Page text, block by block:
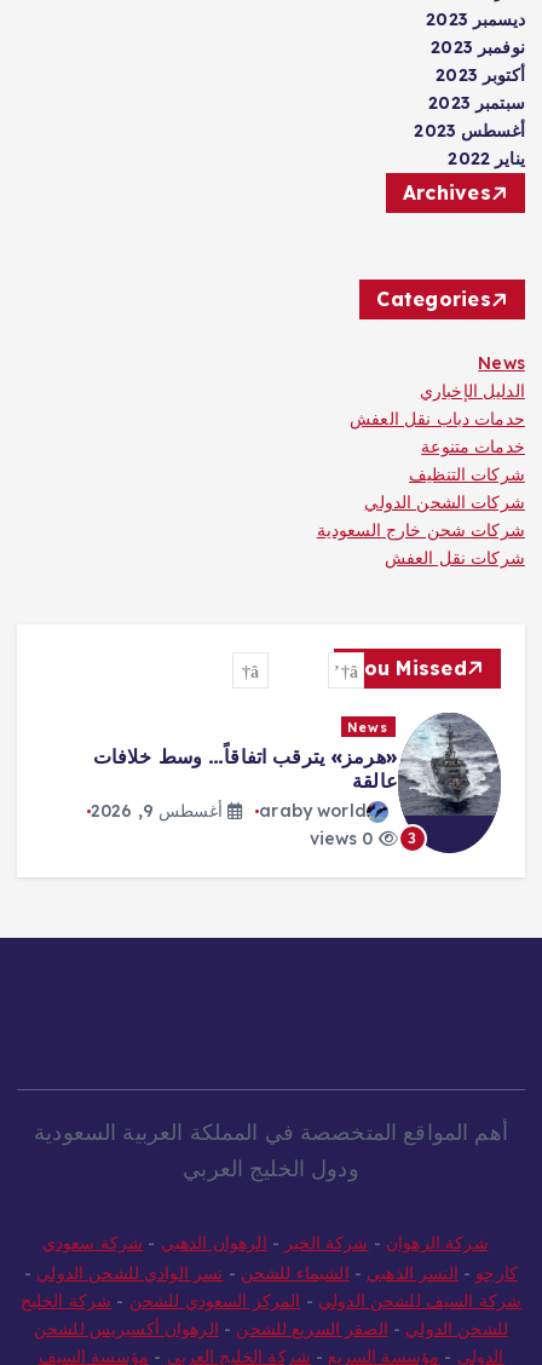
ديسمبر 2023
نوفمبر 2023
أكتوبر 2023
سبتمبر 2023
أغسطس 2023
يناير 2022
Archives
Categories
News
الدليل الإخباري
حدمات دباب نقل العفش
خدمات متنوعة
شركات التنظيف
شركات الشحن الدولي
شركات شحن خارج السعودية
شركات نقل العفش
You Missed
3
News
«هرمز» يترقب اتفاقاً… وسط خلافات
عالقة
araby world
أغسطس 9, 2026
أهم المواقع المتخصصة في المملكة العربية السعودية
ودول الخليج العربي
شركة الرهوان - شركة الخير - الرهوان الذهبي - شركة سعودي
كارجو - النسر الذهبي - الشيماء للشحن - نسر الوادي للشحن الدولي -
شركة السيف للشحن الدولي - المركز السعودي للشحن - شركة الخليج
للشحن الدولي - الصقر السريع للشحن - الرهوان أكسبريس للشحن
الدولي - مؤسسة السريع - شركة الخليج العربي - مؤسسة السيف